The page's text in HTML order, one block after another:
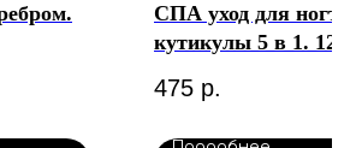
СПА уход для
кутикулы 5 в 1.
475 р.